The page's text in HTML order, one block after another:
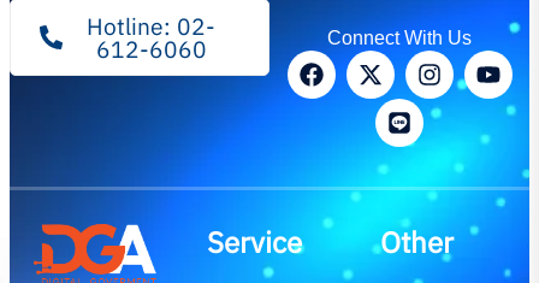
Hotline: 02-
612-6060 Connect With Us
Service Other